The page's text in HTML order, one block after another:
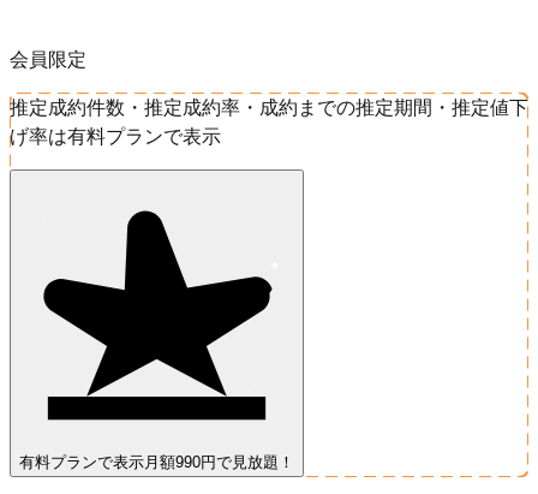
会員限定
推定成約件数・推定成約率・成約までの推定期間・推定値下
げ率は有料プランで表示
有料プランで表示 月額990円で見放題！